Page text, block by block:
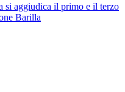
si aggiudica il primo e il terzo
Barilla